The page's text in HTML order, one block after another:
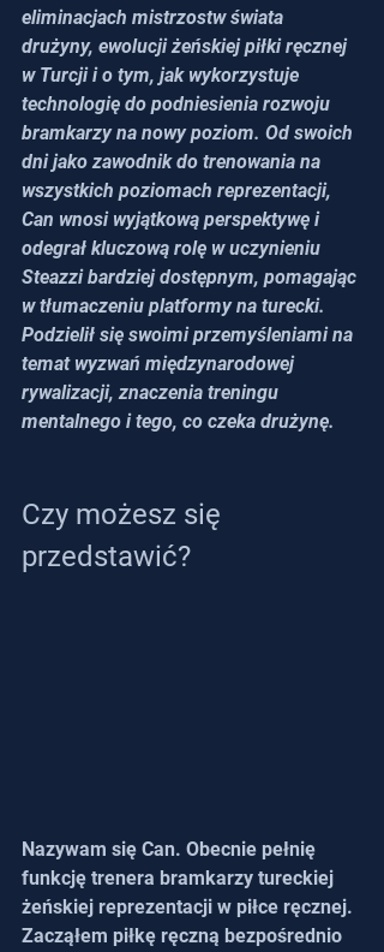
eliminacjach mistrzostw świata
drużyny, ewolucji żeńskiej piłki ręcznej
w Turcji i o tym, jak wykorzystuje
technologię do podniesienia rozwoju
bramkarzy na nowy poziom. Od swoich
dni jako zawodnik do trenowania na
wszystkich poziomach reprezentacji,
Can wnosi wyjątkową perspektywę i
odegrał kluczową rolę w uczynieniu
Steazzi bardziej dostępnym, pomagając
w tłumaczeniu platformy na turecki.
Podzielił się swoimi przemyśleniami na
temat wyzwań międzynarodowej
rywalizacji, znaczenia treningu
mentalnego i tego, co czeka drużynę.
Czy możesz się
przedstawić?
Nazywam się Can. Obecnie pełnię
funkcję trenera bramkarzy tureckiej
żeńskiej reprezentacji w piłce ręcznej.
Zacząłem piłkę ręczną bezpośrednio